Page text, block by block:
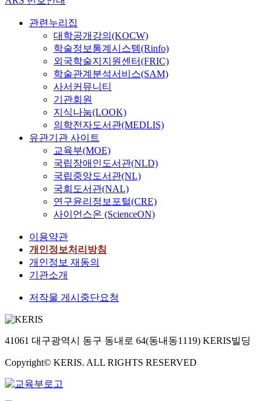
관련누리집
대학공개강의(KOCW)
학술정보통계시스템(Rinfo)
외국학술지지원센터(FRIC)
학술관계분석서비스(SAM)
사서커뮤니티
기관회원
지식나눔(LOOK)
의학전자도서관(MEDLIS)
유관기관 사이트
교육부(MOE)
국립장애인도서관(NLD)
국립중앙도서관(NL)
국회도서관(NAL)
연구윤리정보포털(CRE)
사이언스온 (ScienceON)
이용약관
개인정보처리방침
개인정보 재동의
기관소개
저작물 게시중단요청
41061 대구광역시 동구 동내로 64(동내동1119) KERIS빌딩
Copyright© KERIS. ALL RIGHTS RESERVED